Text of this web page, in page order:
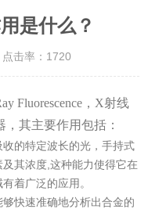
是什么？
击率：1720
Fluorescence，X射线
其主要作用包括：
的特定波长的光，手持式
其浓度,这种能力使得它在
着广泛的应用。
快速准确地分析出合金的